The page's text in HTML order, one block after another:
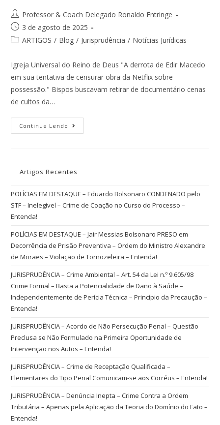
Professor & Coach Delegado Ronaldo Entringe
3 de agosto de 2025
ARTIGOS / Blog / Jurisprudência / Notícias Jurídicas
Igreja Universal do Reino de Deus "A derrota de Edir Macedo
em sua tentativa de censurar obra da Netflix sobre
possessão." Bispos buscavam retirar de documentário cenas
de cultos da…
Continue Lendo
Artigos Recentes
POLÍCIAS EM DESTAQUE – Eduardo Bolsonaro CONDENADO pelo
STF – Inelegível – Crime de Coação no Curso do Processo –
Entenda!
POLÍCIAS EM DESTAQUE – Jair Messias Bolsonaro PRESO em
Decorrência de Prisão Preventiva – Ordem do Ministro Alexandre
de Moraes – Violação de Tornozeleira – Entenda!
JURISPRUDÊNCIA – Crime Ambiental – Art. 54 da Lei n.º 9.605/98
Crime Formal – Basta a Potencialidade de Dano à Saúde –
Independentemente de Perícia Técnica – Princípio da Precaução –
Entenda!
JURISPRUDÊNCIA – Acordo de Não Persecução Penal – Questão
Preclusa se Não Formulado na Primeira Oportunidade de
Intervenção nos Autos – Entenda!
JURISPRUDÊNCIA – Crime de Receptação Qualificada –
Elementares do Tipo Penal Comunicam-se aos Corréus – Entenda!
JURISPRUDÊNCIA – Denúncia Inepta – Crime Contra a Ordem
Tributária – Apenas pela Aplicação da Teoria do Domínio do Fato –
Entenda!